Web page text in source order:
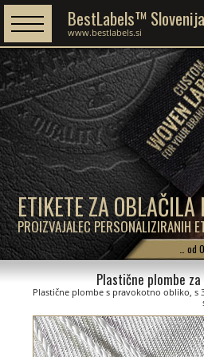
ETIKETE ZA OBLAČILA
PROIZVAJALEC PERSONALIZIRANIH
BestLabels™ Slovenija
www.bestlabels.si
… od
Plastične plombe
Plastične plombe s pravokotno obliko,